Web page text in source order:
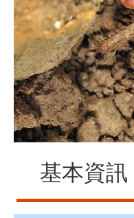
區
首
頁
館
員
登
入
覽
基本資訊